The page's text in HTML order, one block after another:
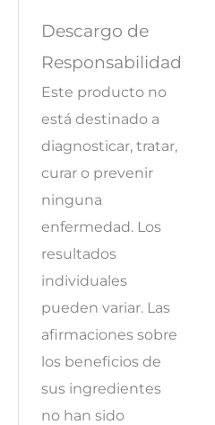
Descargo de
Responsabilidad
Este producto no
está destinado a
diagnosticar, tratar,
curar o prevenir
ninguna
enfermedad. Los
resultados
individuales
pueden variar. Las
afirmaciones sobre
los beneficios de
sus ingredientes
no han sido